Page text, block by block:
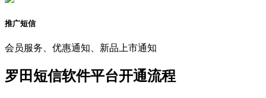
推广短信
会员服务、优惠通知、新品上市通知
罗田短信软件平台开通流程